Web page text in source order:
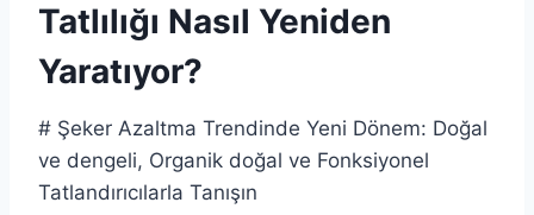
Tatlılığı Nasıl Yeniden
Yaratıyor?
# Şeker Azaltma Trendinde Yeni Dönem: Doğal
ve dengeli, Organik doğal ve Fonksiyonel
Tatlandırıcılarla Tanışın